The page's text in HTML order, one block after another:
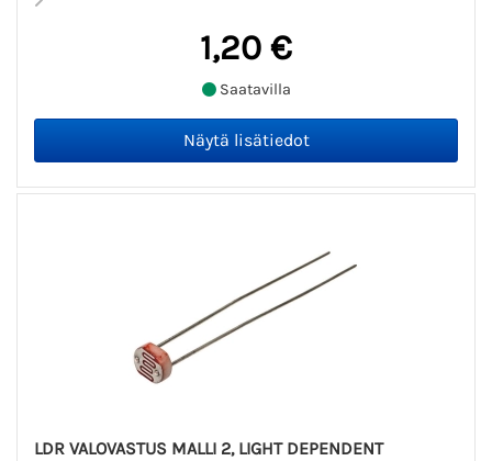
1,20 €
Saatavilla
LDR VALOVASTUS MALLI 2, LIGHT DEPENDENT